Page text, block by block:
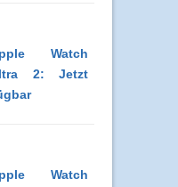
Watch
2: Jetzt
Watch